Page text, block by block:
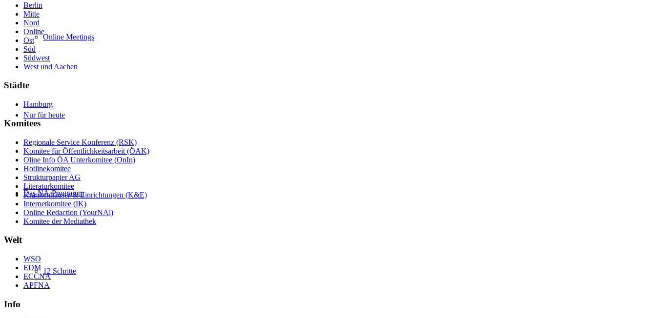
Online Meetings
Nur für heute
Das NA-Programm
12 Schritte
Berlin
Mitte
Nord
Online
Ost
Süd
Südwest
West und Aachen
Städte
Hamburg
Komitees
Regionale Service Konferenz (RSK)
Komitee für Öffentlichkeitsarbeit (ÖAK)
Oline Info ÖA Unterkomitee (OnIn)
Hotlinekomitee
Strukturpapier AG
Literaturkomitee
Krankenhäuser & Einrichtungen (K&E)
Internetkomitee (IK)
Online Redaction (YourNAl)
Komitee der Mediathek
Welt
WSO
EDM
ECCNA
APFNA
Info